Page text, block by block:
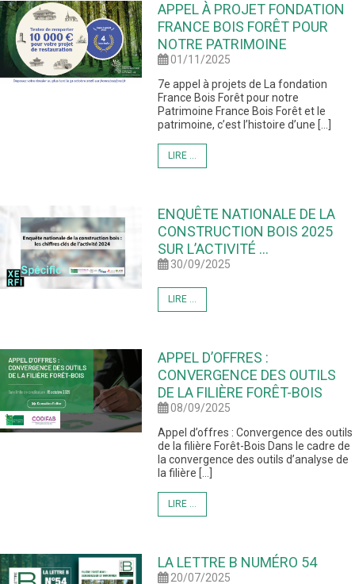
APPEL À PROJET FONDATION
FRANCE BOIS FORÊT POUR
NOTRE PATRIMOINE
01/11/2025
7e appel à projets de La fondation
France Bois Forêt pour notre
Patrimoine France Bois Forêt et le
patrimoine, c’est l’histoire d’une […]
LIRE ...
ENQUÊTE NATIONALE DE LA
CONSTRUCTION BOIS 2025
SUR L’ACTIVITÉ ...
30/09/2025
LIRE ...
APPEL D’OFFRES :
CONVERGENCE DES OUTILS
DE LA FILIÈRE FORÊT-BOIS
08/09/2025
Appel d’offres : Convergence des outils
de la filière Forêt-Bois Dans le cadre de
la convergence des outils d’analyse de
la filière […]
LIRE ...
LA LETTRE B NUMÉRO 54
20/07/2025